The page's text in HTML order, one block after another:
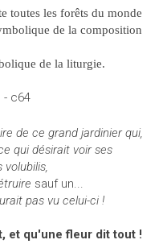
les forêts du monde
de la composition
de la liturgie.
de ce grand jardinier qui,
qui désirait voir ses
volubilis,
sauf un...
pas vu celui-ci !
et qu'une fleur dit tout !